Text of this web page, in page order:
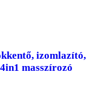
izomlazító,
masszírozó